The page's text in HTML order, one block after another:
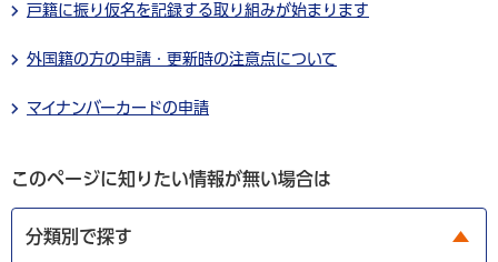
戸籍に振り仮名を記録する取り組みが始まります
外国籍の方の申請・更新時の注意点について
マイナンバーカードの申請
このページに知りたい情報が無い場合は
分類別で探す